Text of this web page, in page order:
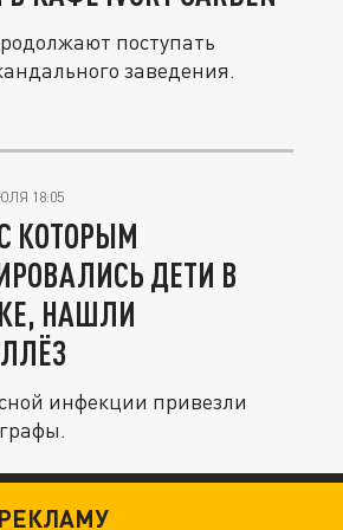
поступать
заведения.
18:05
КОТОРЫМ
ДЕТИ В
НАШЛИ
инфекции привезли